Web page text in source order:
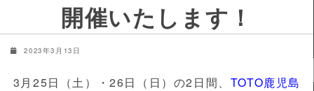
開催いたします！
2023年3月13日
3月25日（土）・26日（日）の2日間、 TOTO鹿児島